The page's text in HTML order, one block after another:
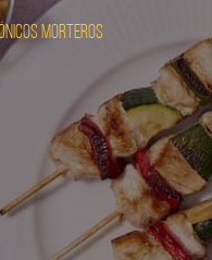
morteros